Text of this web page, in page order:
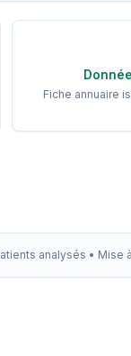
Fiche annuaire
analysés • Mise